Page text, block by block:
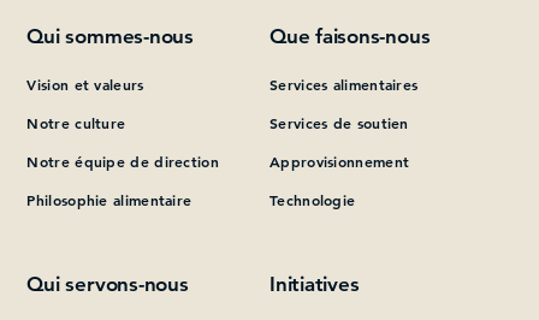
Qui sommes-nous
Vision et valeurs
Notre culture
Notre équipe de direction
Philosophie alimentaire
Que faisons-nous
Services alimentaires
Services de soutien
Approvisionnement
Technologie
Qui servons-nous Initiatives